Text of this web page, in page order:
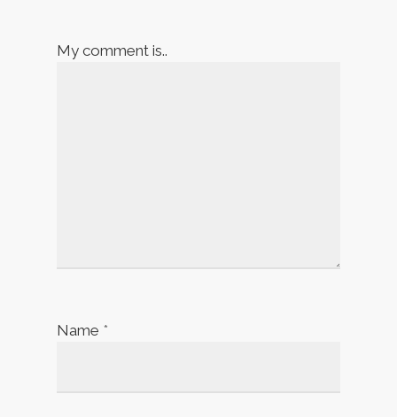
My comment is..
Name *